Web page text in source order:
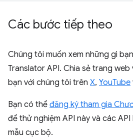
Các bước tiếp theo
Chúng tôi muốn xem những gì
Translator API. Chia sẻ trang
bạn với chúng tôi trên X, YouTube
Bạn có thể đăng ký tham gia
để thử nghiệm API này và các
mẫu cục bộ.